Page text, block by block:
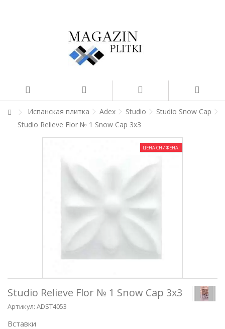
Испанская плитка Adex Studio
Studio Snow Cap
Studio Relieve Flor № 1 Snow Cap 3x3
ЦЕНА СНИЖЕНА!
Studio Relieve Flor № 1 Snow Cap 3x3
Артикул: ADST4053
Вставки